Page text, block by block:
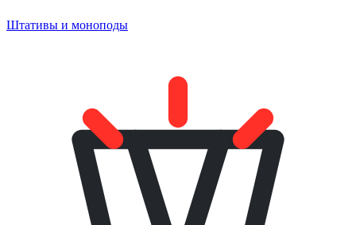
Штативы и моноподы